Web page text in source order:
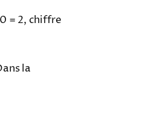
= 2, chiffre
la